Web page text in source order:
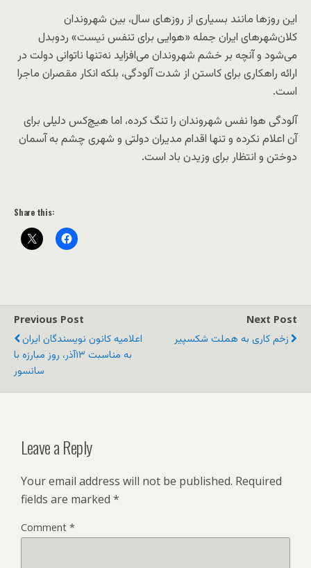
این روزها مانند بسیاری از روزهای سال، بین شهروندان
کلان‌شهرهای ایران جمله «هوایی برای تنفس نیست» ردو‌بدل
می‌شود و آنچه بر خشم شهروندان می‌افزاید نه‌تنها ناتوانی دولت در
ارائه راهکاری برای کاستن از شدت آلودگی، بلکه انکار مقصران ماجرا
است.
آلودگی‌ هوا نفس شهروندان را تنگ کرده، اما هیچ‌کس دلیلی برای
آن اعلام نکرده و تنها اقدام مدیران دولتی و شهری چشم به آسمان
دوختن و انتظار برای وزیدن باد است.
Share this:
Previous Post
اعلامیه کانون نویسندگان ایران
به مناسبت ۱۳آذر، روز مبارزه با
سانسور
Next Post
زخم کاری به هملت شکسپیر
Leave a Reply
Your email address will not be published. Required
fields are marked *
Comment *